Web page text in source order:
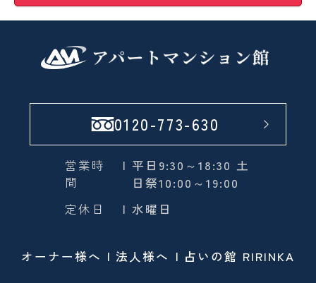
0120-773-630
営業時
間
| 平日9:30～18:30 土
日祭10:00～19:00
定休日
| 水曜日
オーナー様へ 法人様へ 占いの館 RIRINKA